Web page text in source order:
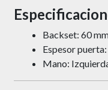
Backset: 60
Espesor
Mano: